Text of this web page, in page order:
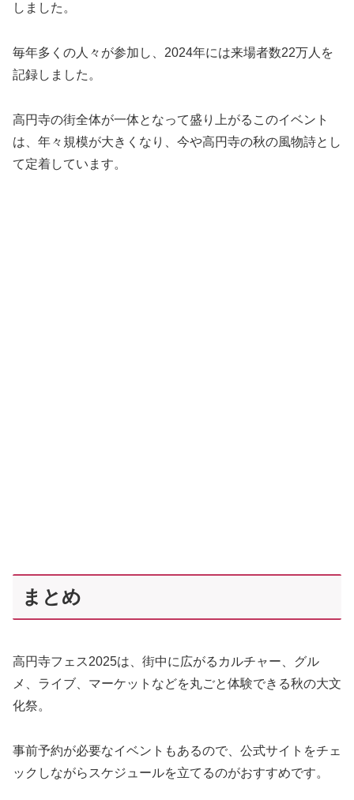
しました。
毎年多くの人々が参加し、2024年には来場者数22万人を
記録しました。
高円寺の街全体が一体となって盛り上がるこのイベント
は、年々規模が大きくなり、今や高円寺の秋の風物詩とし
て定着しています。
まとめ
高円寺フェス2025は、街中に広がるカルチャー、グル
メ、ライブ、マーケットなどを丸ごと体験できる秋の大文
化祭。
事前予約が必要なイベントもあるので、公式サイトをチェ
ックしながらスケジュールを立てるのがおすすめです。